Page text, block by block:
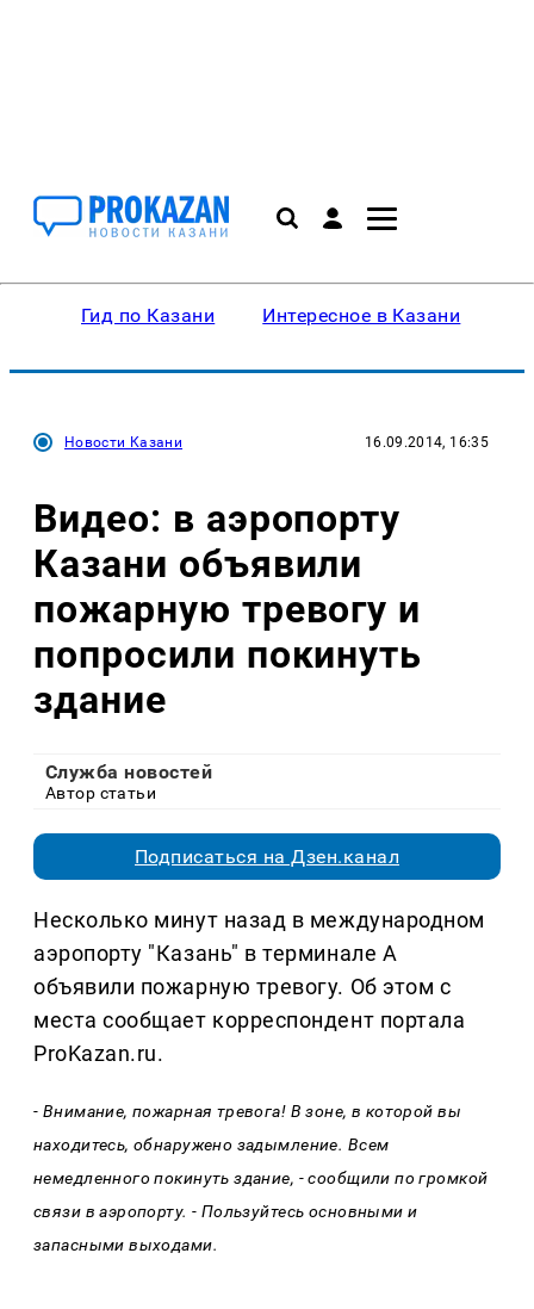
Гид по Казани Интересное в Казани
Новости Казани 16.09.2014, 16:35
Видео: в аэропорту
Казани объявили
пожарную тревогу и
попросили покинуть
здание
Служба новостей
Автор статьи
Подписаться на Дзен.канал
Несколько минут назад в международном
аэропорту "Казань" в терминале А
объявили пожарную тревогу. Об этом с
места сообщает корреспондент портала
ProKazan.ru.
- Внимание, пожарная тревога! В зоне, в которой вы
находитесь, обнаружено задымление. Всем
немедленного покинуть здание, - сообщили по громкой
связи в аэропорту. - Пользуйтесь основными и
запасными выходами.